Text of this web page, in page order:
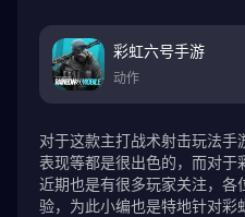
彩虹六号手游
动作
对于这款主打战术射击玩法
表现等都是很出色的，而对于
近期也是有很多玩家关注，各
验，为此小编也是特地针对彩